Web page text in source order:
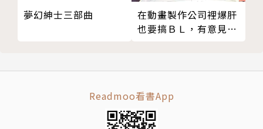
夢幻紳士三部曲
在動畫製作公司裡爆肝
也要搞ＢＬ，有意見？
Readmoo看書App